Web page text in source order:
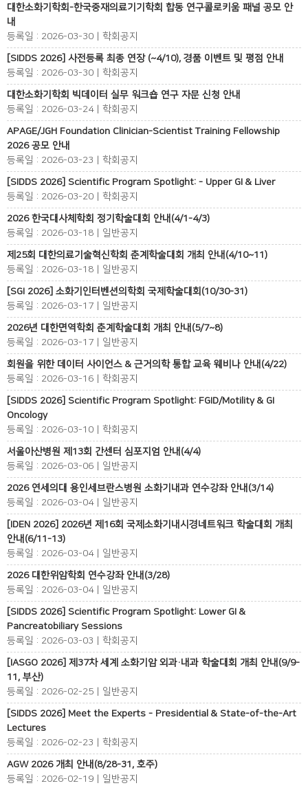
대한소화기학회-한국중재의료기기학회 합동 연구콜로키움 패널 공모 안
내
등록일 : 2026-03-30 | 학회공지
[SIDDS 2026] 사전등록 최종 연장 (~4/10), 경품 이벤트 및 평점 안내
등록일 : 2026-03-30 | 학회공지
대한소화기학회 빅데이터 실무 워크숍 연구 자문 신청 안내
등록일 : 2026-03-24 | 학회공지
APAGE/JGH Foundation Clinician-Scientist Training Fellowship
2026 공모 안내
등록일 : 2026-03-23 | 학회공지
[SIDDS 2026] Scientific Program Spotlight: - Upper GI & Liver
등록일 : 2026-03-20 | 학회공지
2026 한국대사체학회 정기학술대회 안내(4/1-4/3)
등록일 : 2026-03-18 | 일반공지
제25회 대한의료기술혁신학회 춘계학술대회 개최 안내(4/10~11)
등록일 : 2026-03-18 | 일반공지
[SGI 2026] 소화기인터벤션의학회 국제학술대회(10/30-31)
등록일 : 2026-03-17 | 일반공지
2026년 대한면역학회 춘계학술대회 개최 안내(5/7~8)
등록일 : 2026-03-17 | 일반공지
회원을 위한 데이터 사이언스 & 근거의학 통합 교육 웨비나 안내(4/22)
등록일 : 2026-03-16 | 학회공지
[SIDDS 2026] Scientific Program Spotlight: FGID/Motility & GI
Oncology
등록일 : 2026-03-10 | 학회공지
서울아산병원 제13회 간센터 심포지엄 안내(4/4)
등록일 : 2026-03-06 | 일반공지
2026 연세의대 용인세브란스병원 소화기내과 연수강좌 안내(3/14)
등록일 : 2026-03-04 | 일반공지
[IDEN 2026] 2026년 제16회 국제소화기내시경네트워크 학술대회 개최
안내(6/11-13)
등록일 : 2026-03-04 | 일반공지
2026 대한위암학회 연수강좌 안내(3/28)
등록일 : 2026-03-04 | 일반공지
[SIDDS 2026] Scientific Program Spotlight: Lower GI &
Pancreatobiliary Sessions
등록일 : 2026-03-03 | 학회공지
[IASGO 2026] 제37차 세계 소화기암 외과·내과 학술대회 개최 안내(9/9-
11, 부산)
등록일 : 2026-02-25 | 일반공지
[SIDDS 2026] Meet the Experts - Presidential & State-of-the-Art
Lectures
등록일 : 2026-02-23 | 학회공지
AGW 2026 개최 안내(8/28-31, 호주)
등록일 : 2026-02-19 | 일반공지